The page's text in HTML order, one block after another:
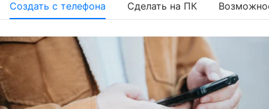
Создать с телефона Сделать на ПК